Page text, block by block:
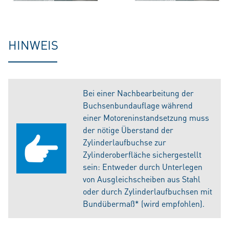
HINWEIS
Bei einer Nachbearbeitung der
Buchsenbundauflage während
einer Motoreninstandsetzung muss
der nötige Überstand der
Zylinderlaufbuchse zur
Zylinderoberfläche sichergestellt
sein: Entweder durch Unterlegen
von Ausgleichscheiben aus Stahl
oder durch Zylinderlaufbuchsen mit
Bundübermaß* (wird empfohlen).